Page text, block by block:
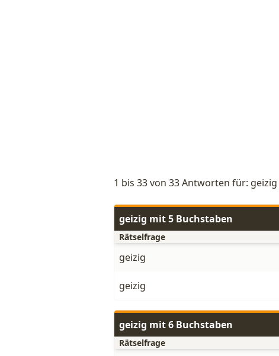
1 bis 33 von 33 Antworten für: geizig
geizig mit 5 Buchstaben
Rätselfrage
geizig
geizig
geizig mit 6 Buchstaben
Rätselfrage